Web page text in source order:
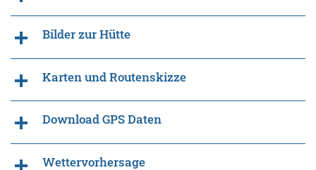
Bilder zur Hütte
Karten und Routenskizze
Download GPS Daten
Wettervorhersage